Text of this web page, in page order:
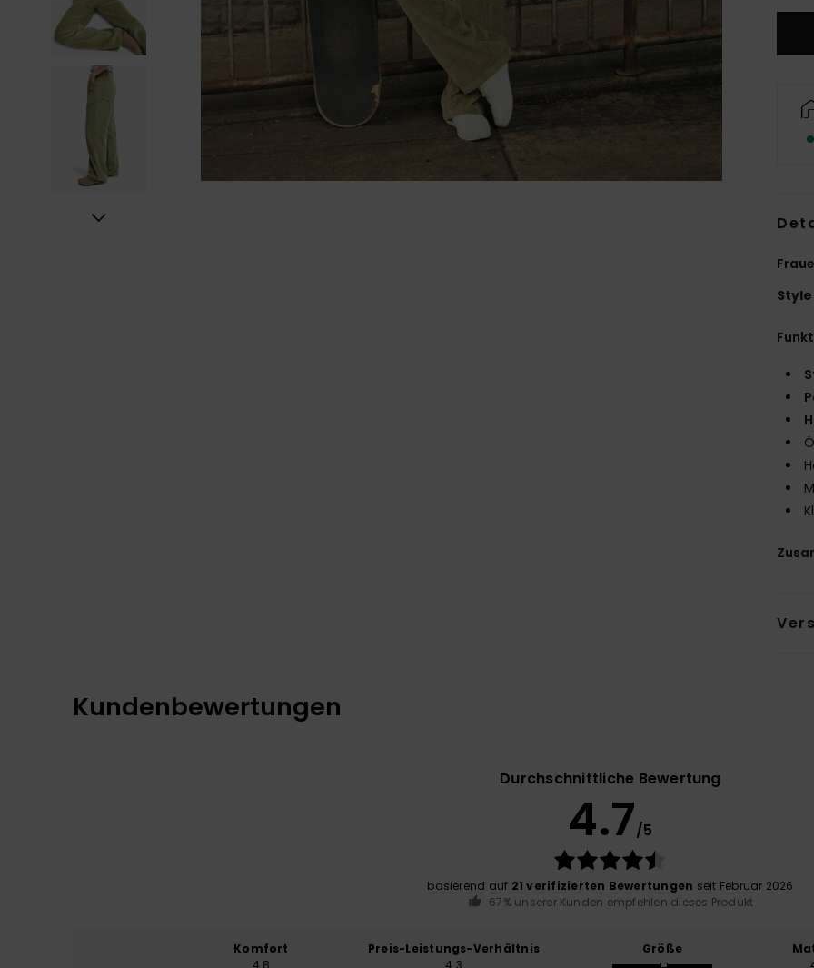
Style
Kundenbewertungen
Durchschnittliche Bewertung
4.7/5
basierend auf 21 verifizierten Bewertungen seit Februar 2026
67% unserer Kunden empfehlen dieses Produkt
Komfort
Preis-Leistungs-Verhältnis
Größe